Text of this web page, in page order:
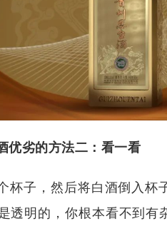
优劣的方法二：看一看
杯子，然后将白酒倒入杯
透明的，你根本看不到